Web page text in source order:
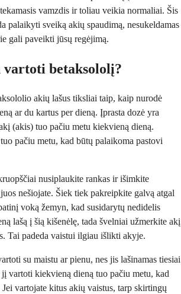
vamzdis ir toliau veikia normaliai. Šis
palaikyti sveiką akių spaudimą, nesukeldamas
gali paveikti jūsų regėjimą.
betaksololį?
akių lašus tiksliai taip, kaip nurodė
ar du kartus per dieną. Įprasta dozė yra
(akis) tuo pačiu metu kiekvieną dieną.
pačiu metu, kad būtų palaikoma pastovi
nusiplaukite rankas ir išimkite
nešiojate. Šiek tiek pakreipkite galvą atgal
voką žemyn, kad susidarytų nedidelis
lašą į šią kišenėlę, tada švelniai užmerkite akį
Tai padeda vaistui ilgiau išlikti akyje.
su maistu ar pienu, nes jis lašinamas tiesiai
vartoti kiekvieną dieną tuo pačiu metu, kad
vartojate kitus akių vaistus, tarp skirtingų